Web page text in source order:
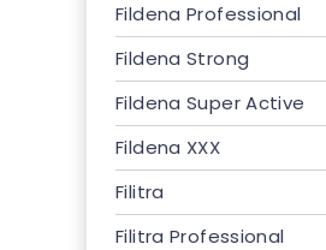
Fildena Professional
Fildena Strong
Fildena Super Active
Fildena XXX
Filitra
Filitra Professional